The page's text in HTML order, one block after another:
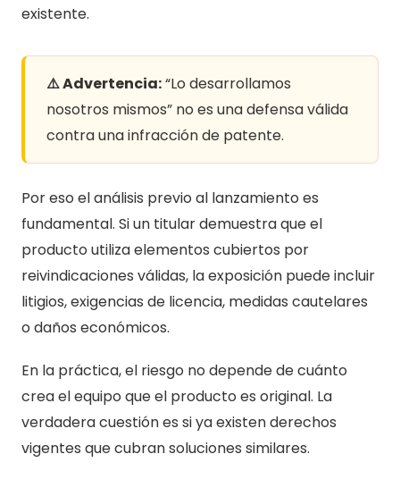
existente.
⚠️ Advertencia:“Lo desarrollamos
nosotros mismos” no es una defensa válida
contra una infracción de patente.
Por eso el análisis previo al lanzamiento es
fundamental. Si un titular demuestra que el
producto utiliza elementos cubiertos por
reivindicaciones válidas, la exposición puede incluir
litigios, exigencias de licencia, medidas cautelares
o daños económicos.
En la práctica, el riesgo no depende de cuánto
crea el equipo que el producto es original. La
verdadera cuestión es si ya existen derechos
vigentes que cubran soluciones similares.